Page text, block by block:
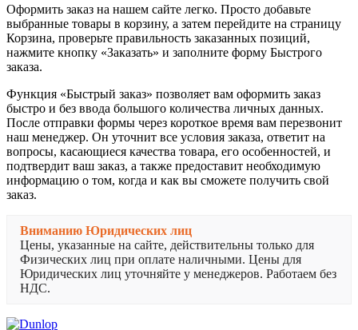
Оформить заказ на нашем сайте легко. Просто добавьте
выбранные товары в корзину, а затем перейдите на страницу
Корзина, проверьте правильность заказанных позиций,
нажмите кнопку «Заказать» и заполните форму Быстрого
заказа.
Функция «Быстрый заказ» позволяет вам оформить заказ
быстро и без ввода большого количества личных данных.
После отправки формы через короткое время вам перезвонит
наш менеджер. Он уточнит все условия заказа, ответит на
вопросы, касающиеся качества товара, его особенностей, и
подтвердит ваш заказ, а также предоставит необходимую
информацию о том, когда и как вы сможете получить свой
заказ.
Вниманию Юридических лиц
Цены, указанные на сайте, действительны только для
Физических лиц при оплате наличными. Цены для
Юридических лиц уточняйте у менеджеров. Работаем без
НДС.